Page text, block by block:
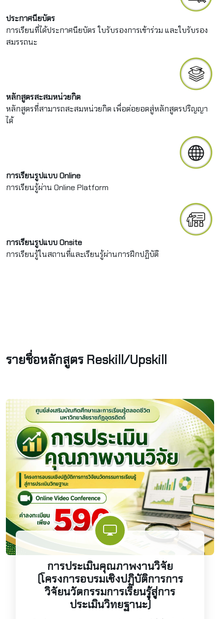
ประกาศนียบัตร
การเรียนที่ได้ประกาศนียบัตร ใบรับรองการเข้าร่วม และใบรับรอง
สมรรถนะ
หลักสูตรสะสมหน่วยกิต
หลักสูตรที่สามารถสะสมหน่วยกิต เพื่อต่อยอดสู่หลักสูตรปริญญา
ได้
การเรียนรูปแบบ Online
การเรียนรู้ผ่าน Online Platform
การเรียนรูปแบบ Onsite
การเรียนรู้ในสถานที่และเรียนรู้ผ่านการฝึกปฏิบัติ
รายชื่อหลักสูตร Reskill/Upskill
การประเมินคุณภาพงานวิจัย
(โครงการอบรมเชิงปฏิบัติการการ
วิจัยนวัตกรรมการเรียนรู้สู่การ
ประเมินวิทยฐานะ)